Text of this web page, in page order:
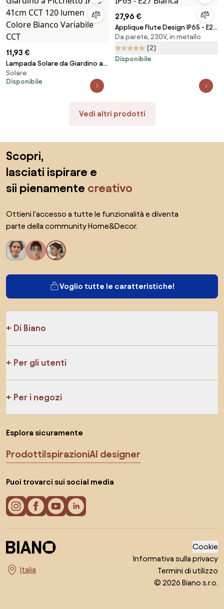
11,93 €
Lampada Solare da Giardino a
Picchetto IP65 41cm CCT 120
lumen Colore Bianco Variabile
Solare
Disponibile
27,96 €
Applique Flute Design IP65 - E27
Bianca
Da parete, 230V, in metallo
(2)
Disponibile
Vedi altri prodotti
Scopri,
lasciati ispirare e
sii pienamente creativo
Ottieni l'accesso a tutte le funzionalità e diventa
parte della community Home&Decor.
Voglio tutte le caratteristiche!
Di Biano
Per gli utenti
Per i negozi
Esplora sicuramente
ProdottiIspirazioniAI designer
Puoi trovarci sui social media
Seleziona il paese
Cookie
Informativa sulla privacy
Termini di utilizzo
© 2026 Biano s.r.o.